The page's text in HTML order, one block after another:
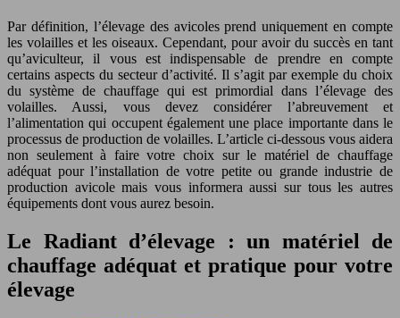
Par définition, l’élevage des avicoles prend uniquement en compte
les volailles et les oiseaux. Cependant, pour avoir du succès en tant
qu’aviculteur, il vous est indispensable de prendre en compte
certains aspects du secteur d’activité. Il s’agit par exemple du choix
du système de chauffage qui est primordial dans l’élevage des
volailles. Aussi, vous devez considérer l’abreuvement et
l’alimentation qui occupent également une place importante dans le
processus de production de volailles. L’article ci-dessous vous aidera
non seulement à faire votre choix sur le matériel de chauffage
adéquat pour l’installation de votre petite ou grande industrie de
production avicole mais vous informera aussi sur tous les autres
équipements dont vous aurez besoin.
Le Radiant d’élevage : un matériel de
chauffage adéquat et pratique pour votre
élevage